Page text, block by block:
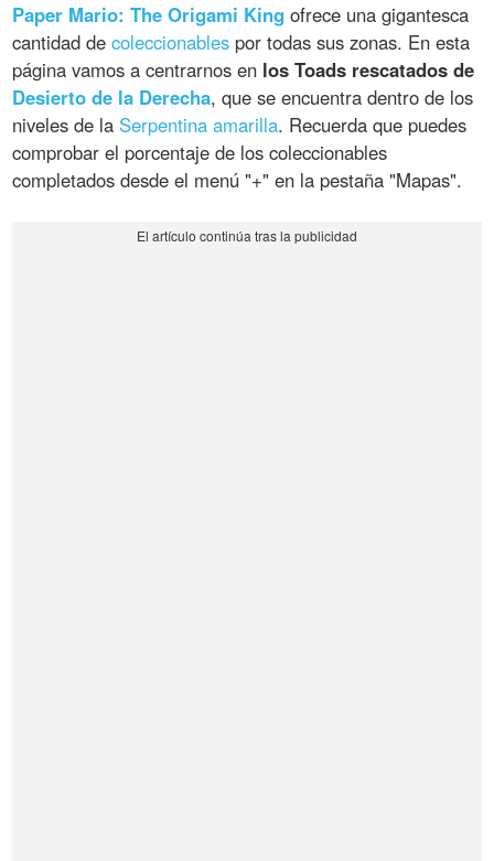
Paper Mario: The Origami King ofrece una gigantesca
cantidad decoleccionables por todas sus zonas. En esta
página vamos a centrarnos en los Toads rescatados de
Desierto de la Derecha, que se encuentra dentro de los
niveles de la Serpentina amarilla. Recuerda que puedes
comprobar el porcentaje de los coleccionables
completados desde el menú "+" en la pestaña "Mapas".